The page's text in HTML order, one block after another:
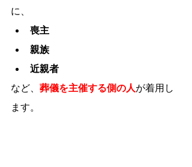
に、
喪主
親族
近親者
など、 葬儀を主催する側の人が着用し
ます。